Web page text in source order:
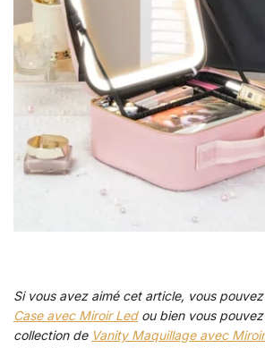
Si vous avez aimé cet article, vous
Case avec Miroir Ledou bien vous
collection de Vanity Maquillage avec